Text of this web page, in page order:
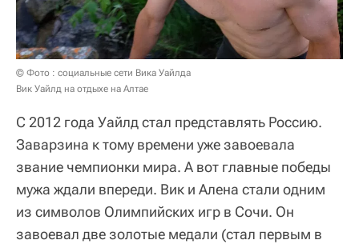
© Фото : социальные сети Вика Уайлда
Вик Уайлд на отдыхе на Алтае
С 2012 года Уайлд стал представлять Россию.
Заварзина к тому времени уже завоевала
звание чемпионки мира. А вот главные победы
мужа ждали впереди. Вик и Алена стали одним
из символов Олимпийских игр в Сочи. Он
завоевал две золотые медали (стал первым в